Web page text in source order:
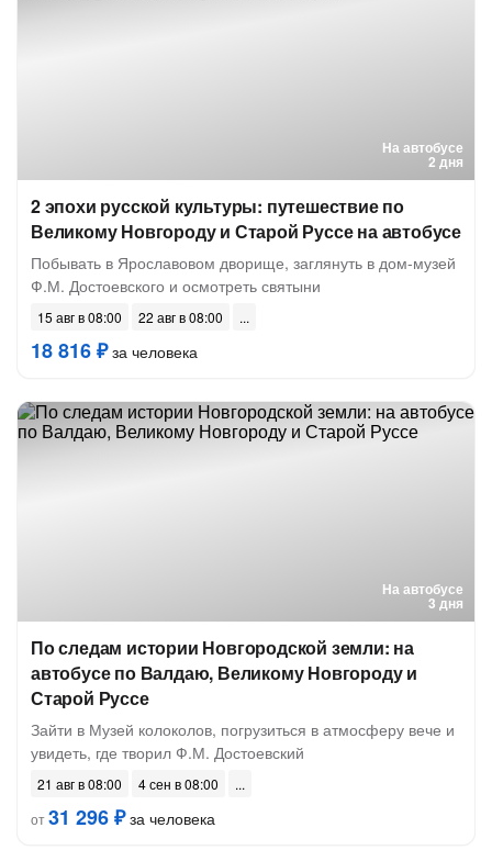
На автобусе
2 дня
2 эпохи русской культуры: путешествие по
Великому Новгороду и Старой Руссе на автобусе
Побывать в Ярославовом дворище, заглянуть в дом-музей
Ф.М. Достоевского и осмотреть святыни
15 авг в 08:00 22 авг в 08:00
18 816 ₽за человека
На автобусе
3 дня
По следам истории Новгородской земли: на
автобусе по Валдаю, Великому Новгороду и
Старой Руссе
Зайти в Музей колоколов, погрузиться в атмосферу вече и
увидеть, где творил Ф.М. Достоевский
21 авг в 08:00
4 сен в 08:00
от31 296 ₽за человека